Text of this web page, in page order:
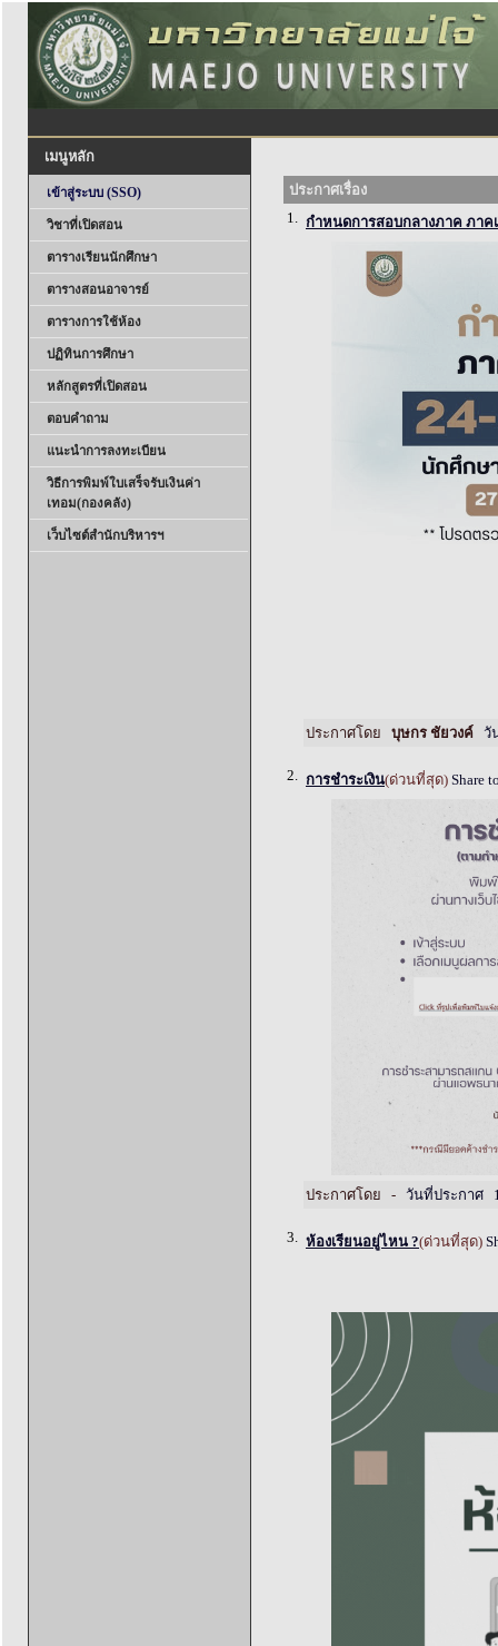
เมนูหลัก
เข้าสู่ระบบ (SSO)
วิชาที่เปิดสอน
ตารางเรียนนักศึกษา
ตารางสอนอาจารย์
ตารางการใช้ห้อง
ปฏิทินการศึกษา
หลักสูตรที่เปิดสอน
ตอบคำถาม
แนะนำการลงทะเบียน
วิธีการพิมพ์ใบเสร็จรับเงินค่า
เทอม(กองคลัง)
เว็บไซต์สำนักบริหารฯ
ประกาศเรื่อง
1. กำหนดการสอบกลางภาค ภาค
ประกาศโดย บุษกร ชัยวงค์ วั
2. การชำระเงิน(ด่วนที่สุด) Share
ประกาศโดย - วันที่ประกาศ
3. ห้องเรียนอยู่ไหน ?(ด่วนที่สุด)